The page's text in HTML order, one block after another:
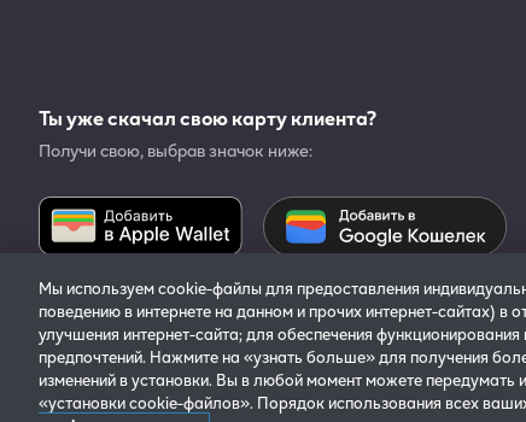
Ты уже скачал свою карту клиента?
Получи свою, выбрав значок ниже:
© 2025 Philip Morris Products
S.A. Все права защищены.
Политика
Мы используем cookie-файлы для предоставления
поведению в интернете на данном и прочих интернет-сайтах)
улучшения интернет-сайта; для обеспечения
предпочтений. Нажмите на «узнать больше» для получения
изменений в установки. Вы в любой момент можете передумать
«установки cookie-файлов». Порядок использования всех